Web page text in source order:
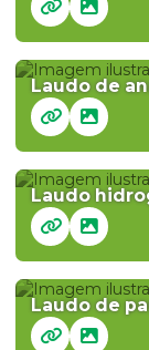
Laudo de
Laudo
Laudo de